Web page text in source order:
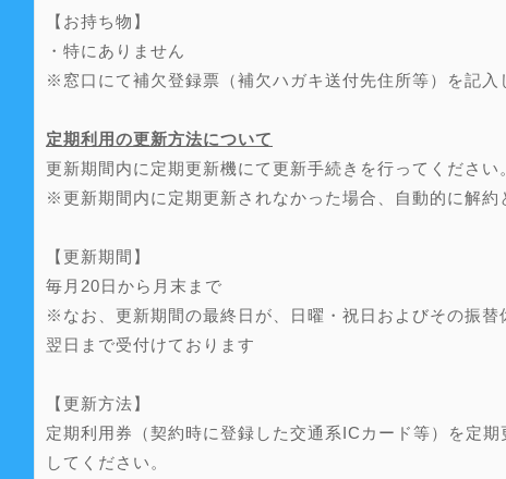
【お持ち物】
・特にありません
※窓口にて補欠登録票（補欠ハガキ送付先住所等）を記入
定期利用の更新方法について
更新期間内に定期更新機にて更新手続きを行ってください
※更新期間内に定期更新されなかった場合、自動的に解約
【更新期間】
毎月20日から月末まで
※なお、更新期間の最終日が、日曜・祝日およびその振
翌日まで受付けております
【更新方法】
定期利用券（契約時に登録した交通系ICカード等）を定
してください。